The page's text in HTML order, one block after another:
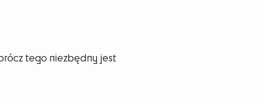
tego niezbędny jest